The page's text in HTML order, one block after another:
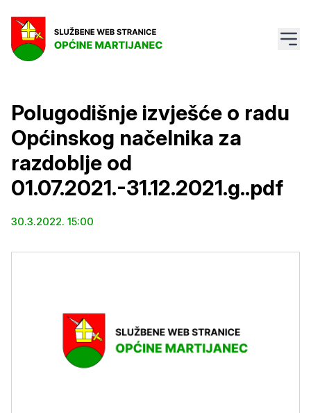
Polugodišnje izvješće o radu
Općinskog načelnika za
razdoblje od
01.07.2021.-31.12.2021.g..pdf
30.3.2022. 15:00